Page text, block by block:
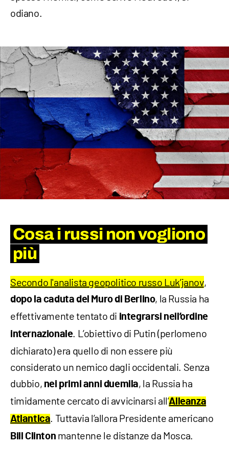
odiano.
Cosa i russi non vogliono
più
Secondo l'analista geopolitico russo Luk’janov,
dopo la caduta del Muro di Berlino, la Russia ha
effettivamente tentato di integrarsi nell’ordine
internazionale. L’obiettivo di Putin (perlomeno
dichiarato) era quello di non essere più
considerato un nemico dagli occidentali. Senza
dubbio, nei primi anni duemila, la Russia ha
timidamente cercato di avvicinarsi all’Alleanza
Atlantica. Tuttavia l’allora Presidente americano
Bill Clinton mantenne le distanze da Mosca.